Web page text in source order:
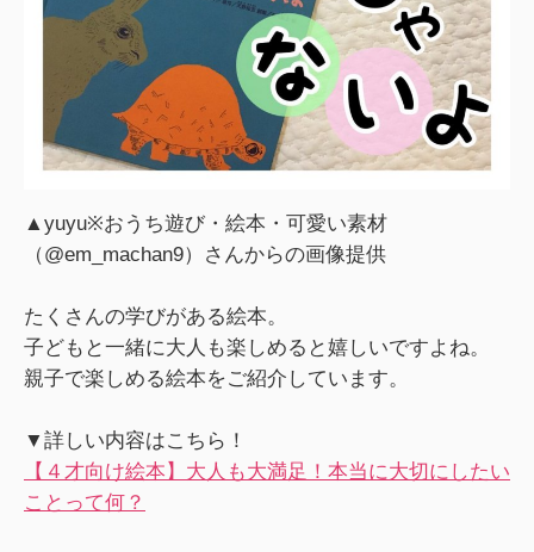
▲yuyu※おうち遊び・絵本・可愛い素材
（@em_machan9）さんからの画像提供
たくさんの学びがある絵本。
子どもと一緒に大人も楽しめると嬉しいですよね。
親子で楽しめる絵本をご紹介しています。
▼詳しい内容はこちら！
【４才向け絵本】大人も大満足！本当に大切にしたい
ことって何？